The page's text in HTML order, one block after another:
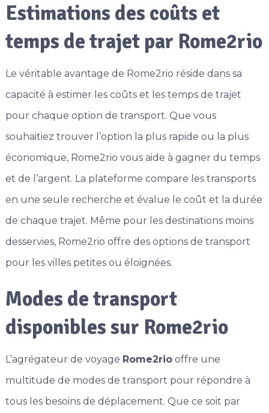
Estimations des coûts et
temps de trajet par Rome2rio
Le véritable avantage de Rome2rio réside dans sa
capacité à estimer les coûts et les temps de trajet
pour chaque option de transport. Que vous
souhaitiez trouver l’option la plus rapide ou la plus
économique, Rome2rio vous aide à gagner du temps
et de l’argent. La plateforme compare les transports
en une seule recherche et évalue le coût et la durée
de chaque trajet. Même pour les destinations moins
desservies, Rome2rio offre des options de transport
pour les villes petites ou éloignées.
Modes de transport
disponibles sur Rome2rio
L’agrégateur de voyage Rome2riooffre une
multitude de modes de transport pour répondre à
tous les besoins de déplacement. Que ce soit par